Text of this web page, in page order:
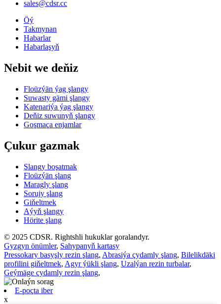
sales@cdsr.cc
Öý
Takmynan
Habarlar
Habarlaşyň
Nebit we deňiz
Floüzýän ýag şlangy
Suwasty gämi şlangy
Katenariýa ýag şlangy
Deňiz suwunyň şlangy
Goşmaça enjamlar
Çukur gazmak
Şlangy boşatmak
Floüzýän şlang
Maragly şlang
Sorujy şlang
Giňeltmek
Aýyň şlangy
Hörite şlang
© 2025 CDSR. Rightshli hukuklar goralandyr.
Gyzgyn önümler, Sahypanyň kartasy
Pressokary basyşly rezin şlang, Abrasiýa çydamly şlang, Bilelikdäki
profilini giňeltmek, Agyr ýükli şlang, Uzalýan rezin turbalar,
Geýmäge çydamly rezin şlang,
E-poçta iber
x